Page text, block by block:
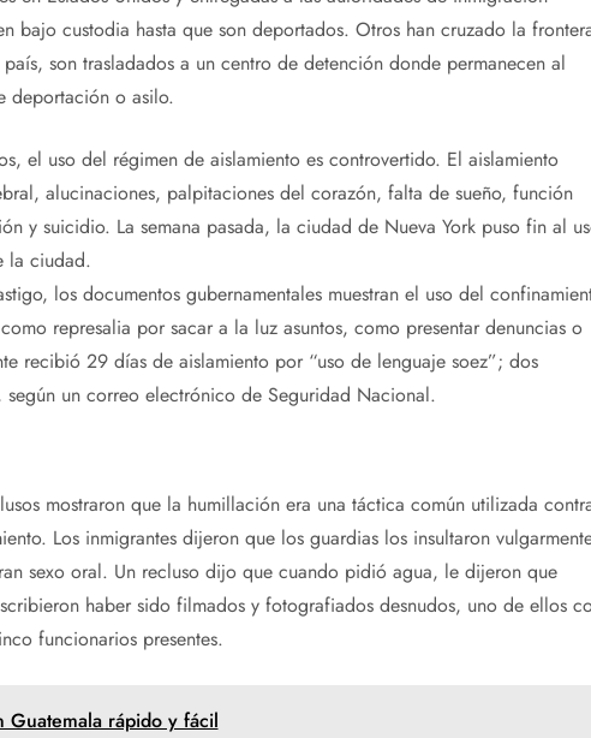
bajo custodia hasta que son deportados. Otros han cruzado la
son trasladados a un centro de detención donde permanecen al
deportación o asilo.
el uso del régimen de aislamiento es controvertido. El aislamiento
alucinaciones, palpitaciones del corazón, falta de sueño, función
y suicidio. La semana pasada, la ciudad de Nueva York puso fin al
la ciudad.
los documentos gubernamentales muestran el uso del
represalia por sacar a la luz asuntos, como presentar denuncias o
recibió 29 días de aislamiento por “uso de lenguaje soez”; dos
un correo electrónico de Seguridad Nacional.
mostraron que la humillación era una táctica común utilizada
Los inmigrantes dijeron que los guardias los insultaron
sexo oral. Un recluso dijo que cuando pidió agua, le dijeron que
haber sido filmados y fotografiados desnudos, uno de ellos
funcionarios presentes.
Guatemala rápido y fácil